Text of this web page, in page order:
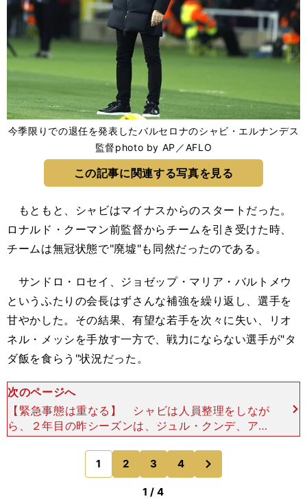
今季限りでの退任を発表したバルセロナのシャビ・エルナンデス
監督photo by AP／AFLO
この記事に関連する写真を見る
もともと、シャビはマイナスからのスタートだった。
ロナルド・クーマン前監督からチームを引き受けた時、
チームは無冠状態で"廃墟"も同然だったのである。
サンドロ・ロセイ、ジョゼップ・マリア・バルトメウ
というふたりの会長はずさんな補強を繰り返し、選手を
甘やかした。その結果、有望な若手を次々に失い、リオ
ネル・メッシを手放す一方で、戦力にならない選手が"タ
ダ飯を食らう"状況だった。
次のページへ
【緊急事態は重なる】 シャビは人員整理をしなが
ら、２年目の昨シーズンは、ジュル・クンデ、アン
ドレアス・クリステンセンなどを補強し、守備を再
建した。呼応するようにGKマルク・アンドレ・テ
ア・シュテーゲ
1 2 3 4
のページへ
1 / 4